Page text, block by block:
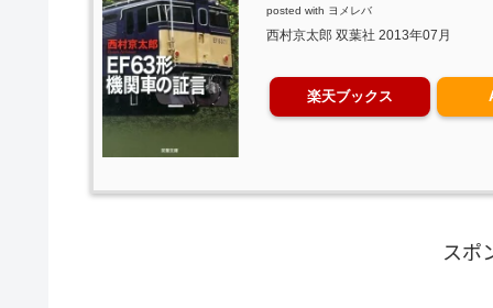
posted with ヨメレバ
西村京太郎 双葉社 2013年07月
楽天ブックス
スポ